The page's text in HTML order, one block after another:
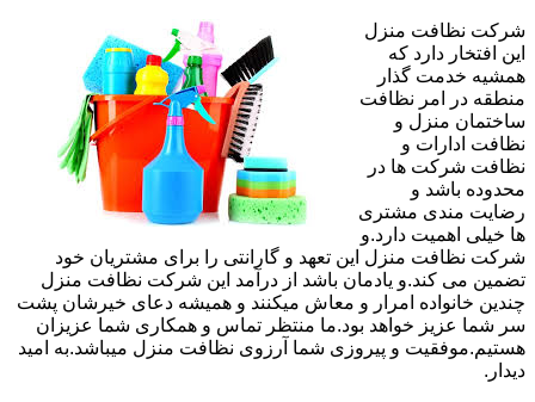
شرکت نظافت منزل
این افتخار دارد که
همشیه خدمت گذار
منطقه در امر نظافت
ساختمان منزل و
نظافت ادارات و
نظافت شرکت ها در
محدوده باشد و
رضایت مندی مشتری
ها خیلی اهمیت دارد.و
شرکت نظافت منزل این تعهد و گارانتی را برای مشتریان خود
تضمین می کند.و یادمان باشد از درآمد این شرکت نظافت منزل
چندین خانواده امرار و معاش میکنند و همیشه دعای خیرشان پشت
سر شما عزیز خواهد بود.ما منتظر تماس و همکاری شما عزیزان
هستیم.موفقیت و پیروزی شما آرزوی نظافت منزل میباشد.به امید
دیدار.